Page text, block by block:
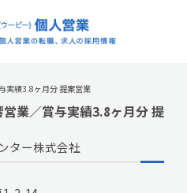
実績3.8ヶ月分 提案営業
営業／賞与実績3.8ヶ月分 提
ター株式会社